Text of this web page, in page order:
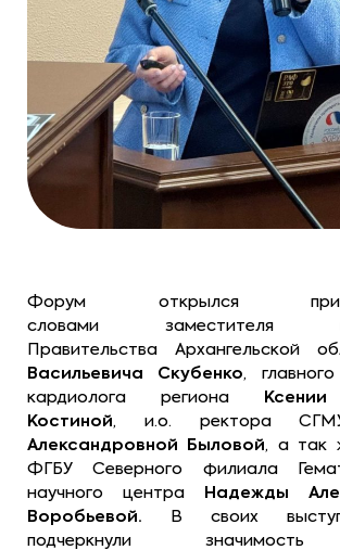
Форум открылся
словами заместителя
Правительства Архангельской
Васильевича Скубенко,
кардиолога региона
Костиной, и.о. ректора
Александровной Быловой, а так
ФГБУ Северного филиала
научного центра
Надежды
Воробьевой. В своих
подчеркнули